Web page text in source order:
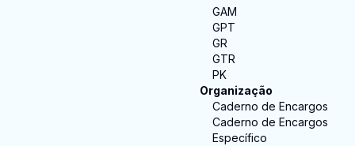
GAM
GPT
GR
GTR
PK
Organização
Caderno de Encargos
Caderno de Encargos
Específico